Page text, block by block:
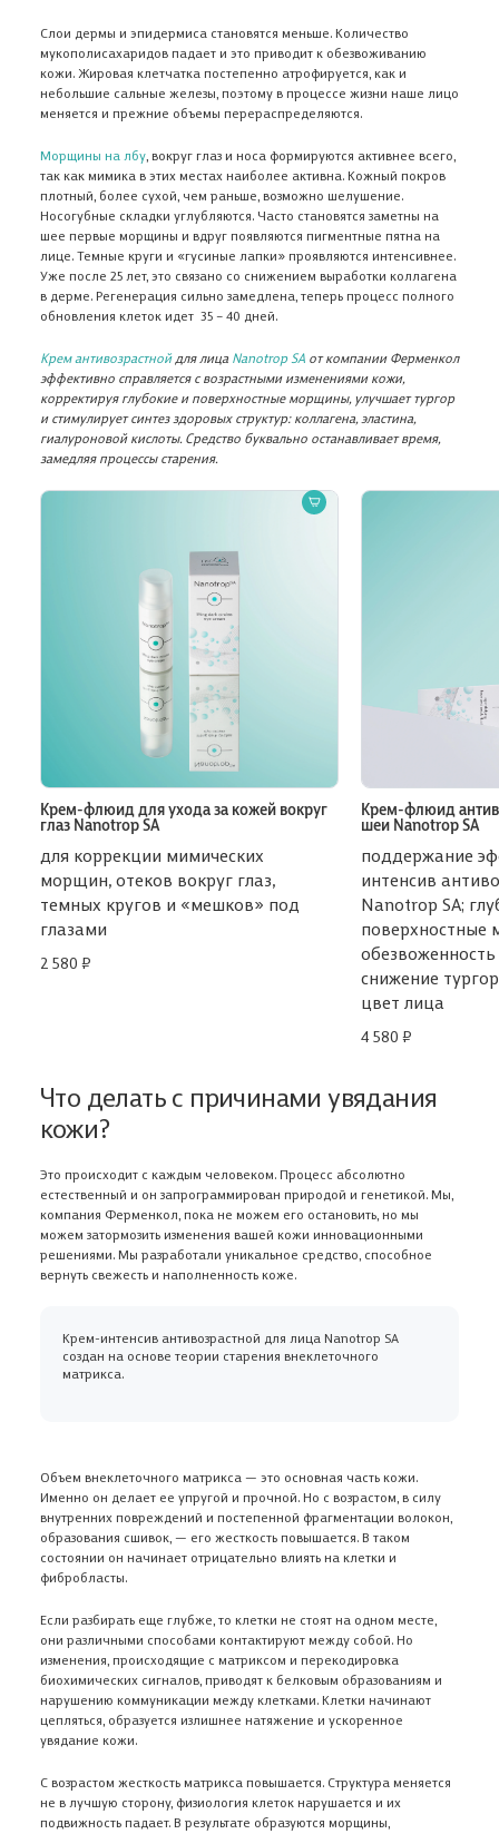
Слои дермы и эпидермиса становятся меньше. Количество
мукополисахаридов падает и это приводит к обезвоживанию
кожи. Жировая клетчатка постепенно атрофируется, как и
небольшие сальные железы, поэтому в процессе жизни наше лицо
меняется и прежние объемы перераспределяются.
Морщины на лбу , вокруг глаз и носа формируются активнее всего,
так как мимика в этих местах наиболее активна. Кожный покров
плотный, более сухой, чем раньше, возможно шелушение.
Носогубные складки углубляются. Часто становятся заметны на
шее первые морщины и вдруг появляются пигментные пятна на
лице. Темные круги и «гусиные лапки» проявляются интенсивнее.
Уже после 25 лет, это связано со снижением выработки коллагена
в дерме. Регенерация сильно замедлена, теперь процесс полного
обновления клеток идет 35 – 40 дней.
Крем антивозрастнойдля лица Nanotrop SA от компании Ферменкол
эффективно справляется с возрастными изменениями кожи,
корректируя глубокие и поверхностные морщины, улучшает тургор
и стимулирует синтез здоровых структур: коллагена, эластина,
гиалуроновой кислоты. Средство буквально останавливает время,
замедляя процессы старения.
Крем-флюид для ухода за кожей вокруг
глаз Nanotrop SA
для коррекции мимических
морщин, отеков вокруг глаз,
темных кругов и «мешков» под
глазами
2 580 ₽
Крем-флюид
шеи Nanotrop SA
поддержание
интенсив
Nanotrop SA;
снижение
цвет лица
4 580 ₽
Что делать с причинами увядания
кожи?
Это происходит с каждым человеком. Процесс абсолютно
естественный и он запрограммирован природой и генетикой. Мы,
компания Ферменкол, пока не можем его остановить, но мы
можем затормозить изменения вашей кожи инновационными
решениями. Мы разработали уникальное средство, способное
вернуть свежесть и наполненность коже.
Крем-интенсив антивозрастной для лица Nanotrop SA
создан на основе теории старения внеклеточного
матрикса.
Объем внеклеточного матрикса — это основная часть кожи.
Именно он делает ее упругой и прочной. Но с возрастом, в силу
внутренних повреждений и постепенной фрагментации волокон,
образования сшивок, — его жесткость повышается. В таком
состоянии он начинает отрицательно влиять на клетки и
фибробласты.
Если разбирать еще глубже, то клетки не стоят на одном месте,
они различными способами контактируют между собой. Но
изменения, происходящие с матриксом и перекодировка
биохимических сигналов, приводят к белковым образованиям и
нарушению коммуникации между клетками. Клетки начинают
цепляться, образуется излишнее натяжение и ускоренное
увядание кожи.
С возрастом жесткость матрикса повышается. Структура меняется
не в лучшую сторону, физиология клеток нарушается и их
подвижность падает. В результате образуются морщины,